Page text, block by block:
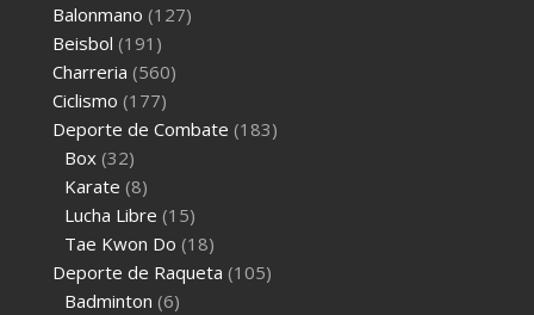
Balonmano (127)
Beisbol (191)
Charreria (560)
Ciclismo (177)
Deporte de Combate (183)
Box (32)
Karate (8)
Lucha Libre (15)
Tae Kwon Do (18)
Deporte de Raqueta (105)
Badminton (6)